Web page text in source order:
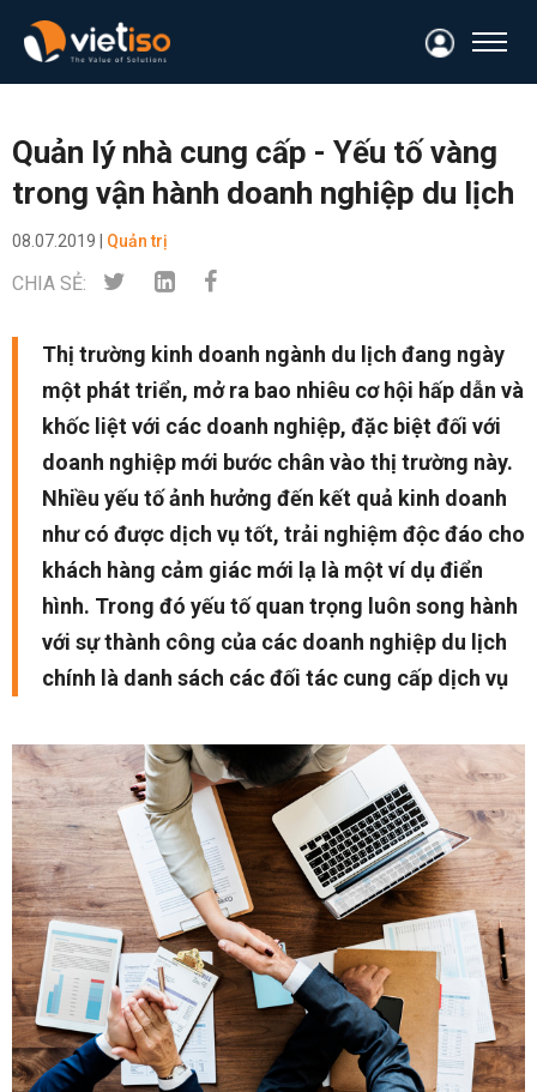
Quản lý nhà cung cấp - Yếu tố vàng
trong vận hành doanh nghiệp du lịch
08.07.2019 | Quản trị
CHIA SẺ:
Thị trường kinh doanh ngành du lịch đang ngày
một phát triển, mở ra bao nhiêu cơ hội hấp dẫn và
khốc liệt với các doanh nghiệp, đặc biệt đối với
doanh nghiệp mới bước chân vào thị trường này.
Nhiều yếu tố ảnh hưởng đến kết quả kinh doanh
như có được dịch vụ tốt, trải nghiệm độc đáo cho
khách hàng cảm giác mới lạ là một ví dụ điển
hình. Trong đó yếu tố quan trọng luôn song hành
với sự thành công của các doanh nghiệp du lịch
chính là danh sách các đối tác cung cấp dịch vụ